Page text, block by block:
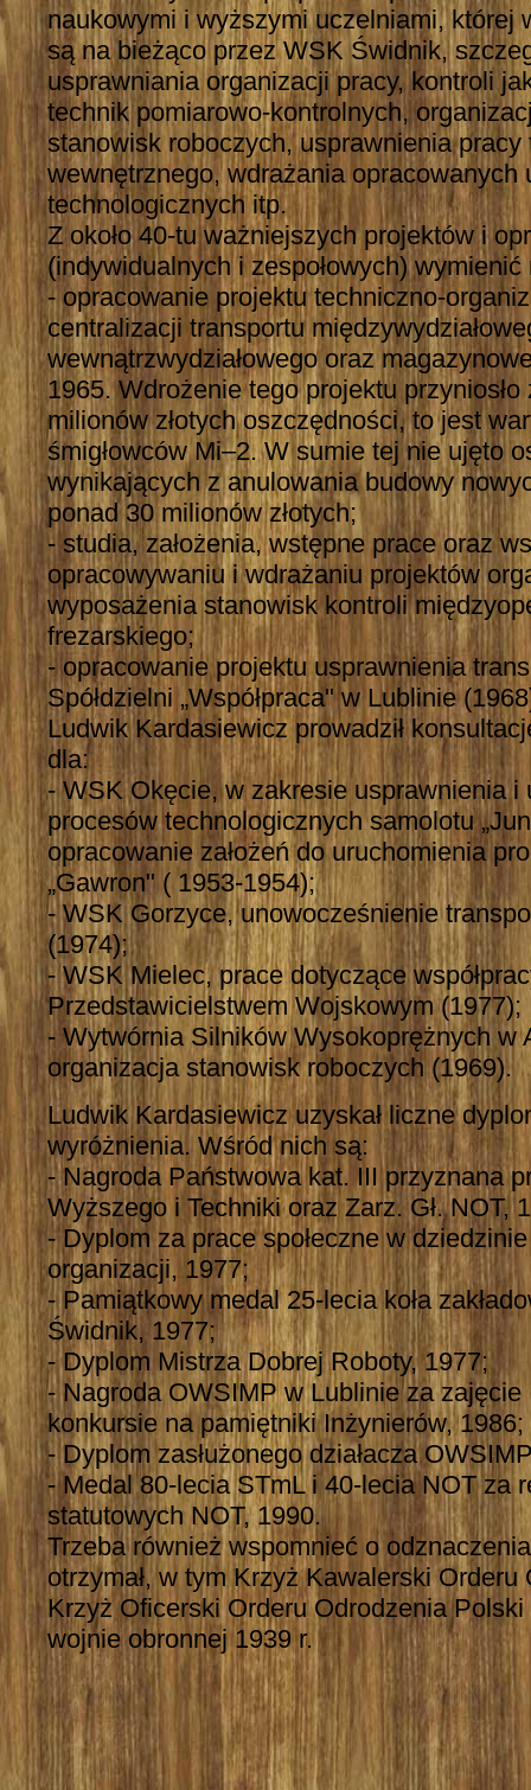
naukowymi i wyższymi uczelniami, której
są na bieżąco przez WSK Świdnik,
usprawniania organizacji pracy, kontroli
technik pomiarowo-kontrolnych,
stanowisk roboczych, usprawnienia pracy
wewnętrznego, wdrażania opracowanych
technologicznych itp.
Z około 40-tu ważniejszych projektów i
(indywidualnych i zespołowych) wymienić
- opracowanie projektu techniczno-
centralizacji transportu
wewnątrzwydziałowego oraz
1965. Wdrożenie tego projektu przyniosło
milionów złotych oszczędności, to jest
śmigłowców Mi–2. W sumie tej nie ujęto
wynikających z anulowania budowy
ponad 30 milionów złotych;
- studia, założenia, wstępne prace oraz
opracowywaniu i wdrażaniu projektów
wyposażenia stanowisk kontroli
frezarskiego;
- opracowanie projektu usprawnienia
Spółdzielni „Współpraca" w Lublinie
Ludwik Kardasiewicz prowadził
dla:
- WSK Okęcie, w zakresie usprawnienia i
procesów technologicznych samolotu
opracowanie założeń do uruchomienia
„Gawron" ( 1953-1954);
- WSK Gorzyce, unowocześnienie
(1974);
- WSK Mielec, prace dotyczące
Przedstawicielstwem Wojskowym (1977);
- Wytwórnia Silników Wysokoprężnych w
organizacja stanowisk roboczych (1969).
Ludwik Kardasiewicz uzyskał liczne
wyróżnienia. Wśród nich są:
- Nagroda Państwowa kat. III przyznana
Wyższego i Techniki oraz Zarz. Gł. NOT,
- Dyplom za prace społeczne w
organizacji, 1977;
- Pamiątkowy medal 25-lecia koła
Świdnik, 1977;
- Dyplom Mistrza Dobrej Roboty, 1977;
- Nagroda OWSIMP w Lublinie za zajęcie
konkursie na pamiętniki Inżynierów, 1986;
- Dyplom zasłużonego działacza
- Medal 80-lecia STmL i 40-lecia NOT za
statutowych NOT, 1990.
Trzeba również wspomnieć o
otrzymał, w tym Krzyż Kawalerski
Krzyż Oficerski Orderu Odrodzenia Polski
wojnie obronnej 1939 r.